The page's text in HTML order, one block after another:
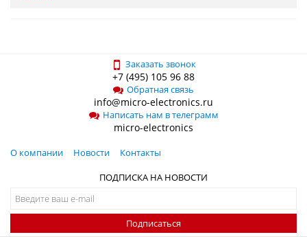
Заказать звонок
+7 (495) 105 96 88
Обратная связь
info@micro-electronics.ru
Написать нам в телеграмм
micro-electronics
О компании Новости
Контакты
ПОДПИСКА НА НОВОСТИ
Подписаться